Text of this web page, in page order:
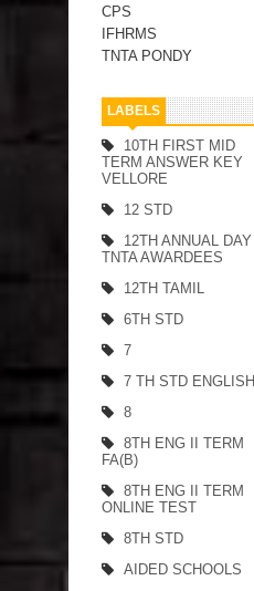
CPS
IFHRMS
TNTA PONDY
LABELS
10TH FIRST MID
TERM ANSWER KEY
VELLORE
12 STD
12TH ANNUAL DAY
TNTA AWARDEES
12TH TAMIL
6TH STD
7
7 TH STD ENGLISH
8
8TH ENG II TERM
FA(B)
8TH ENG II TERM
ONLINE TEST
8TH STD
AIDED SCHOOLS